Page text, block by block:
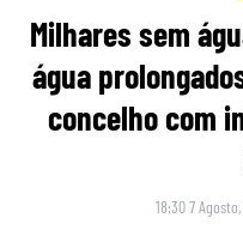
Milhares sem
água
concelho com
18:30 7